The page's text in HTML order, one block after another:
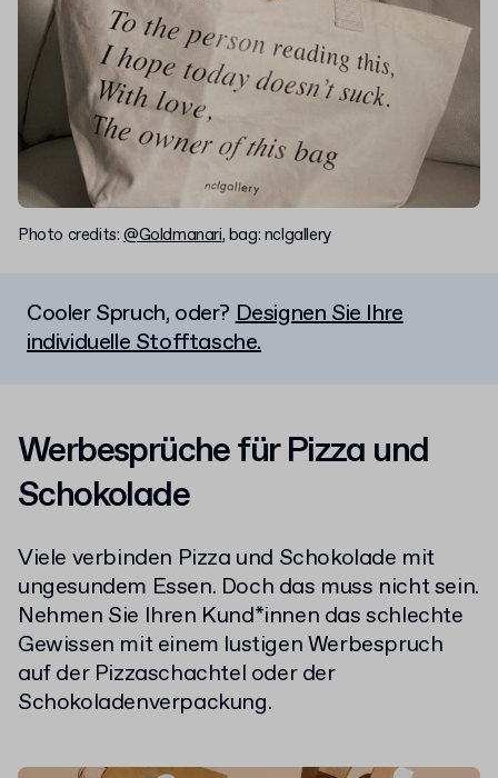
Photo credits: @Goldmanari, bag: nclgallery
Cooler Spruch, oder?Designen Sie Ihre
individuelle Stofftasche.
Werbesprüche für Pizza und
Schokolade
Viele verbinden Pizza und Schokolade mit
ungesundem Essen. Doch das muss nicht sein.
Nehmen Sie Ihren Kund*innen das schlechte
Gewissen mit einem lustigen Werbespruch
auf der Pizzaschachtel oder der
Schokoladenverpackung.